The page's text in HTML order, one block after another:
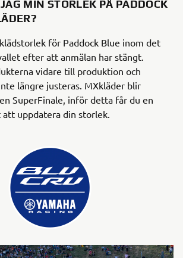
MIN STORLEK PÅ PADDOCK
för Paddock Blue inom det
efter att anmälan har stängt.
vidare till produktion och
längre justeras. MXkläder blir
SuperFinale, inför detta får du en
uppdatera din storlek.